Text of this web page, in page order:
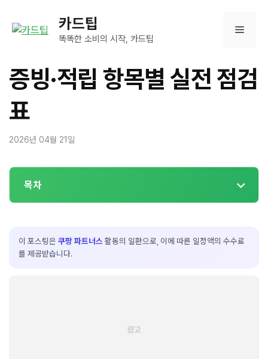
카드팁
똑똑한 소비의 시작, 카드팁
메
증빙·적립 항목별 실전 점검
표
2026년 04월 21일
목차
이 포스팅은 쿠팡 파트너스 활동의 일환으로, 이에 따른 일정액의 수수료
를 제공받습니다.